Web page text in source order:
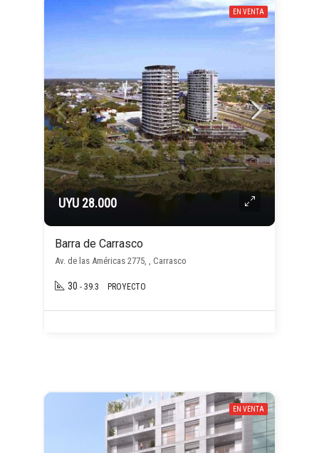
EN VENTA
UYU 28.000
Barra de Carrasco
Av. de las Américas 2775, , Carrasco
30 - 39.3 PROYECTO
EN VENTA